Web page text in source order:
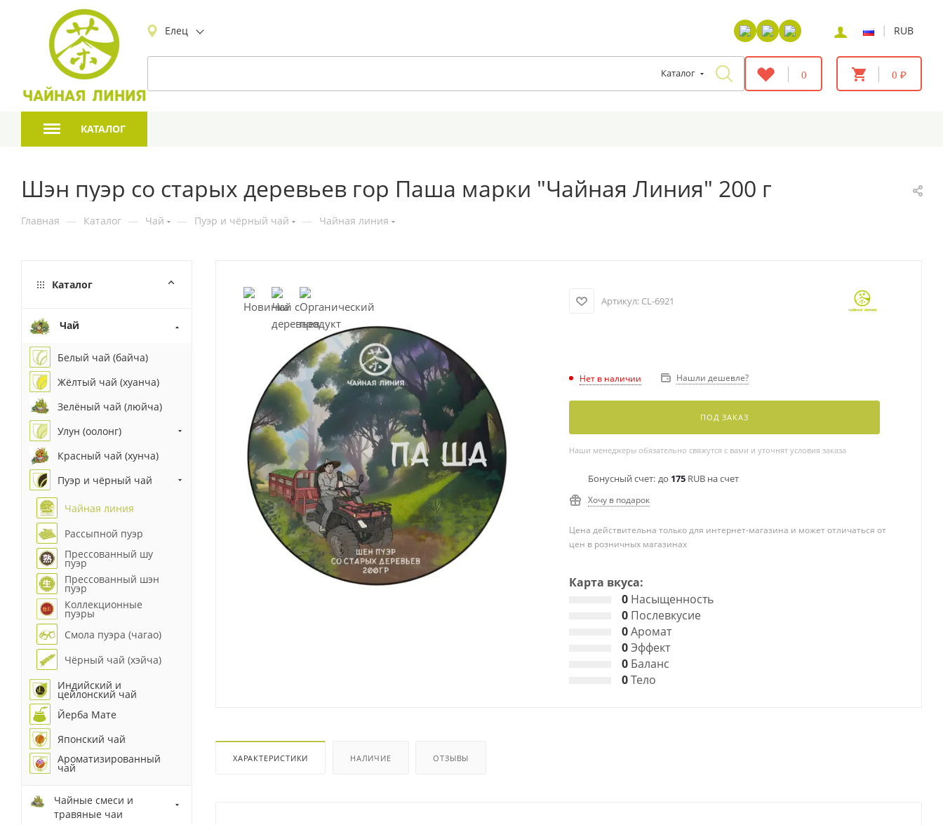
Елец | RUB
Каталог 0 0 ₽
КАТАЛОГ
Шэн пуэр со старых деревьев гор Паша марки "Чайная Линия" 200 г
Главная — Каталог — Чай — Пуэр и чёрный чай — Чайная линия
Артикул: CL-6921
Нет в наличии Нашли дешевле?
ПОД ЗАКАЗ
Наши менеджеры обязательно свяжутся с вами и уточнят условия заказа
Бонусный счет: до 175RUB на счет
Хочу в подарок
Цена действительна только для интернет-магазина и может отличаться от
цен в розничных магазинах
Карта вкуса:
0Насыщенность
0Послевкусие
0Аромат
0Эффект
0Баланс
0Тело
ХАРАКТЕРИСТИКИ НАЛИЧИЕ ОТЗЫВЫ
Каталог
Чай
Белый чай (байча)
Жёлтый чай (хуанча)
Зелёный чай (люйча)
Улун (оолонг)
Красный чай (хунча)
Пуэр и чёрный чай
Чайная линия
Рассыпной пуэр
Прессованный шу
пуэр
Прессованный шэн
пуэр
Коллекционные
пуэры
Смола пуэра (чагао)
Чёрный чай (хэйча)
Индийский и
цейлонский чай
Йерба Мате
Японский чай
Ароматизированный
чай
Чайные смеси и
травяные чаи